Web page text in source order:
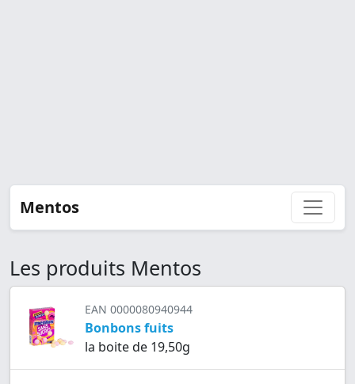
Mentos
Les produits Mentos
EAN 0000080940944
Bonbons fuits
la boite de 19,50g